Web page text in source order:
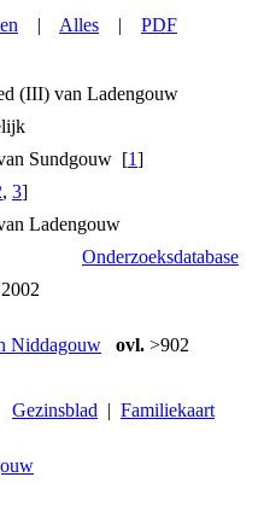
| Alles | PDF
(III) van Ladengouw
Sundgouw [1]
, 3]
Ladengouw
Onderzoeksdatabase
Niddagouw ovl. >902
Gezinsblad | Familiekaart